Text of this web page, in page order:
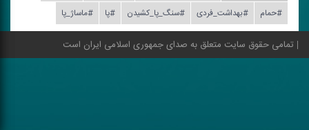
#حمام
#بهداشت_فردی #سنگ_پا_كشیدن #پا #ماساژ_پا
تمامی حقوق سایت متعلق به صدای جمهوری اسلامی ایران است